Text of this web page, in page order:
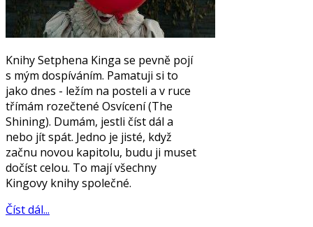
Knihy Setphena Kinga se pevně pojí
s mým dospíváním. Pamatuji si to
jako dnes - ležím na posteli a v ruce
třímám rozečtené Osvícení (The
Shining). Dumám, jestli číst dál a
nebo jít spát. Jedno je jisté, když
začnu novou kapitolu, budu ji muset
dočíst celou. To mají všechny
Kingovy knihy společné.
Číst dál...